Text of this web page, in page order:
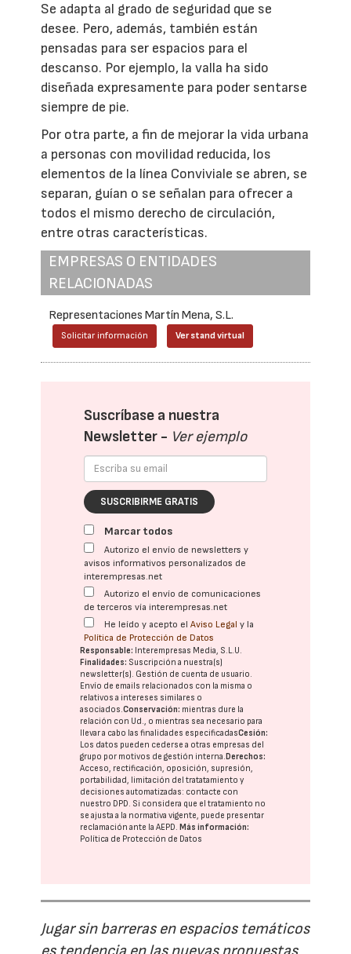
Se adapta al grado de seguridad que se
desee. Pero, además, también están
pensadas para ser espacios para el
descanso. Por ejemplo, la valla ha sido
diseñada expresamente para poder sentarse
siempre de pie.
Por otra parte, a fin de mejorar la vida urbana
a personas con movilidad reducida, los
elementos de la línea Conviviale se abren, se
separan, guían o se señalan para ofrecer a
todos el mismo derecho de circulación,
entre otras características.
EMPRESAS O ENTIDADES
RELACIONADAS
Representaciones Martín Mena, S.L.
Solicitar información Ver stand virtual
Suscríbase a nuestra
Newsletter - Ver ejemplo
SUSCRIBIRME GRATIS
Marcar todos
Autorizo el envío de newsletters y
avisos informativos personalizados de
interempresas.net
Autorizo el envío de comunicaciones
de terceros vía interempresas.net
He leído y acepto elAviso Legal y la
Política de Protección de Datos
Responsable: Interempresas Media, S.L.U.
Finalidades: Suscripción a nuestra(s)
newsletter(s). Gestión de cuenta de usuario.
Envío de emails relacionados con la misma o
relativos a intereses similares o
asociados.Conservación: mientras dure la
relación con Ud., o mientras sea necesario para
llevar a cabo las finalidades especificadasCesión:
Los datos pueden cederse a otras empresas del
grupo por motivos de gestión interna.Derechos:
Acceso, rectificación, oposición, supresión,
portabilidad, limitación del tratatamiento y
decisiones automatizadas: contacte con
nuestro DPD. Si considera que el tratamiento no
se ajusta a la normativa vigente, puede presentar
reclamación ante laAEPD.Más información:
Política de Protección de Datos
Jugar sin barreras en espacios temáticos